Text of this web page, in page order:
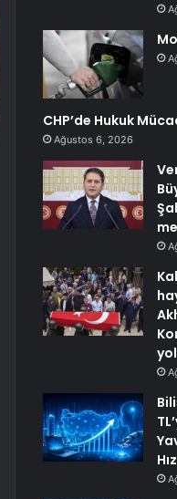
CHP’de Hukuk
Ağustos 6, 2026